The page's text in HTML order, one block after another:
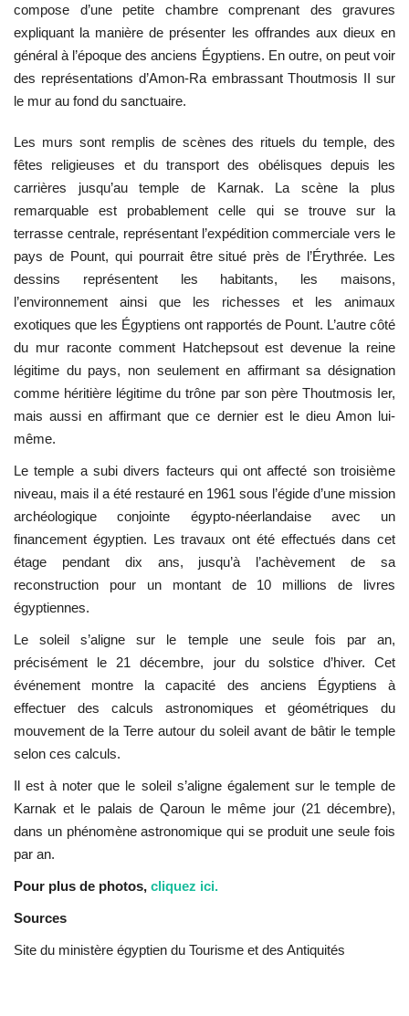
compose d’une petite chambre comprenant des gravures
expliquant la manière de présenter les offrandes aux dieux en
général à l’époque des anciens Égyptiens. En outre, on peut voir
des représentations d’Amon-Ra embrassant Thoutmosis II sur
le mur au fond du sanctuaire.
Les murs sont remplis de scènes des rituels du temple, des
fêtes religieuses et du transport des obélisques depuis les
carrières jusqu’au temple de Karnak. La scène la plus
remarquable est probablement celle qui se trouve sur la
terrasse centrale, représentant l’expédition commerciale vers le
pays de Pount, qui pourrait être situé près de l’Érythrée. Les
dessins représentent les habitants, les maisons,
l’environnement ainsi que les richesses et les animaux
exotiques que les Égyptiens ont rapportés de Pount. L’autre côté
du mur raconte comment Hatchepsout est devenue la reine
légitime du pays, non seulement en affirmant sa désignation
comme héritière légitime du trône par son père Thoutmosis Ier,
mais aussi en affirmant que ce dernier est le dieu Amon lui-
même.
Le temple a subi divers facteurs qui ont affecté son troisième
niveau, mais il a été restauré en 1961 sous l’égide d’une mission
archéologique conjointe égypto-néerlandaise avec un
financement égyptien. Les travaux ont été effectués dans cet
étage pendant dix ans, jusqu’à l’achèvement de sa
reconstruction pour un montant de 10 millions de livres
égyptiennes.
Le soleil s’aligne sur le temple une seule fois par an,
précisément le 21 décembre, jour du solstice d’hiver. Cet
événement montre la capacité des anciens Égyptiens à
effectuer des calculs astronomiques et géométriques du
mouvement de la Terre autour du soleil avant de bâtir le temple
selon ces calculs.
Il est à noter que le soleil s’aligne également sur le temple de
Karnak et le palais de Qaroun le même jour (21 décembre),
dans un phénomène astronomique qui se produit une seule fois
par an.
Pour plus de photos, cliquez ici.
Sources
Site du ministère égyptien du Tourisme et des Antiquités